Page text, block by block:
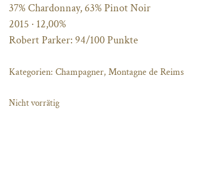
37% Chardonnay, 63% Pinot Noir
2015 · 12,00%
Robert Parker: 94/100 Punkte
Kategorien: Champagner, Montagne de Reims
Nicht vorrätig